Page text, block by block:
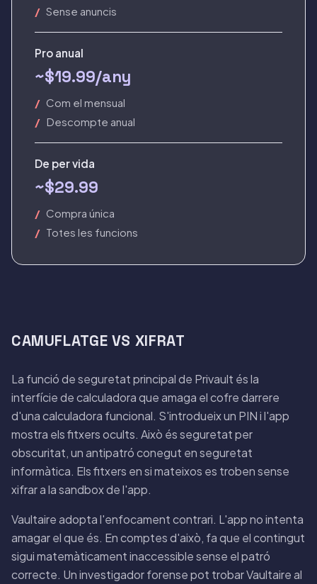
Sense anuncis
Pro anual
~$19.99/any
Com el mensual
Descompte anual
De per vida
~$29.99
Compra única
Totes les funcions
CAMUFLATGE VS XIFRAT
La funció de seguretat principal de Privault és la
interfície de calculadora que amaga el cofre darrere
d'una calculadora funcional. S'introdueix un PIN i l'app
mostra els fitxers ocults. Això és seguretat per
obscuritat, un antipatró conegut en seguretat
informàtica. Els fitxers en si mateixos es troben sense
xifrar a la sandbox de l'app.
Vaultaire adopta l'enfocament contrari. L'app no intenta
amagar el que és. En comptes d'això, fa que el contingut
sigui matemàticament inaccessible sense el patró
correcte. Un investigador forense pot trobar Vaultaire al